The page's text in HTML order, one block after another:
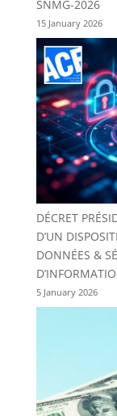
SNMG-2026
15 January 2026
DÉCRET
D’UN
DONNÉES &
5 January 2026